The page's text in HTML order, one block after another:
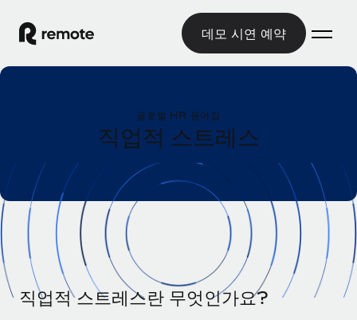
데모 시연 예약
글로벌 고용
글로벌 급여
규정을 준수하며 급여 지급을 손쉽게 처리
기록상 고용주(EOR)
법인 설립 비용 없이 전 세계로 사업을 확장
기록상 계약자
글로벌 서비스 제공
국가별 정보
국가별 글로벌 채용 지원 알아보기
미국 주별 정보
미국 모든 주 전역에서 채용 업무를 간소화
리소스
도구 및 계산기
오분류 리스크 평가 도구
국가별 직원 오분류 리스크 확인
한국어
글로벌 HR 용어집
직업적 스트레스
직업적 스트레스란 무엇인가요?